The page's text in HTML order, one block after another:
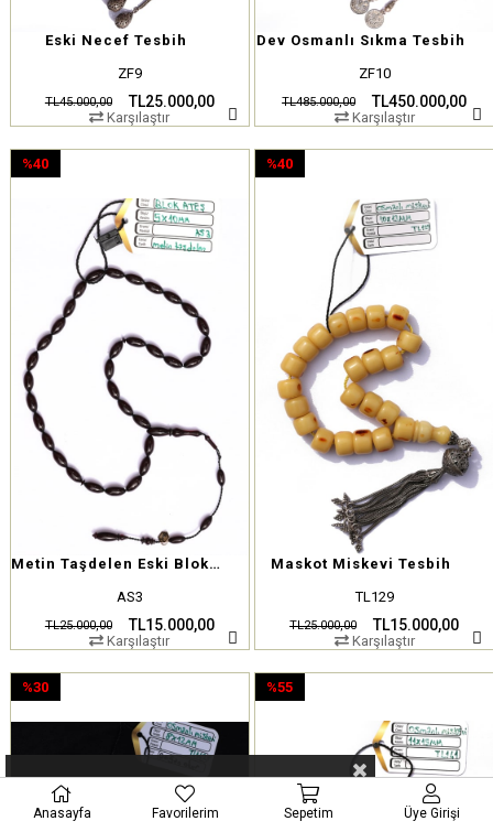
Eski Necef Tesbih
ZF9
TL25.000,00
TL45.000,00
Karşılaştır
Dev Osmanlı Sıkma Tesbih
ZF10
TL450.000,00
TL485.000,00
Karşılaştır
Metin Taşdelen Eski Blok Ateş
AS3
TL15.000,00
TL25.000,00
%40
Karşılaştır
Maskot Miskevi Tesbih
TL129
TL15.000,00
TL25.000,00
%40
Karşılaştır
%30
%55
Anasayfa Favorilerim Sepetim Üye Girişi